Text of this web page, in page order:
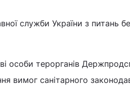
служби України з питань
особи терорганів
вимог санітарного